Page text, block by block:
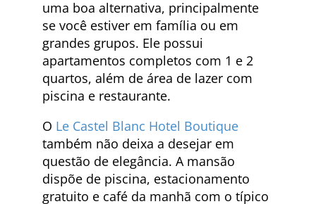
uma boa alternativa, principalmente
se você estiver em família ou em
grandes grupos. Ele possui
apartamentos completos com 1 e 2
quartos, além de área de lazer com
piscina e restaurante.
O Le Castel Blanc Hotel Boutique
também não deixa a desejar em
questão de elegância. A mansão
dispõe de piscina, estacionamento
gratuito e café da manhã com o típico